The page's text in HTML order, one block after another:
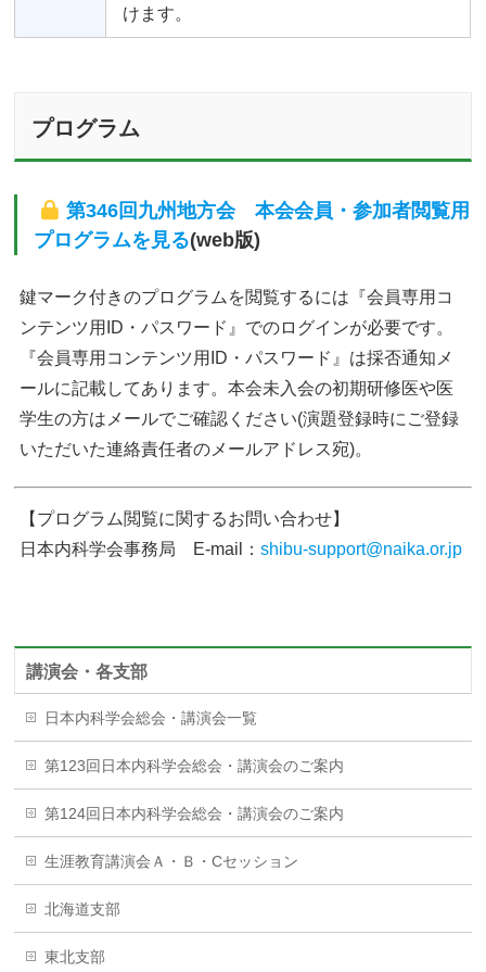
けます。
プログラム
第346回九州地方会 本会会員・参加者閲覧用
プログラムを見る(web版)
鍵マーク付きのプログラムを閲覧するには『会員専用コ
ンテンツ用ID・パスワード』でのログインが必要です。
『会員専用コンテンツ用ID・パスワード』は採否通知メ
ールに記載してあります。本会未入会の初期研修医や医
学生の方はメールでご確認ください(演題登録時にご登録
いただいた連絡責任者のメールアドレス宛)。
【プログラム閲覧に関するお問い合わせ】
日本内科学会事務局 E-mail：shibu-support@naika.or.jp
講演会・各支部
日本内科学会総会・講演会一覧
第123回日本内科学会総会・講演会のご案内
第124回日本内科学会総会・講演会のご案内
生涯教育講演会Ａ・Ｂ・Cセッション
北海道支部
東北支部